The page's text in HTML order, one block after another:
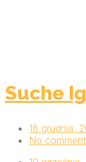
Suche
18 grudnia,
No